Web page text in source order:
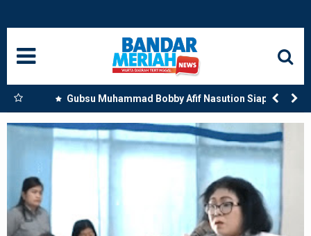
Gubsu Muhammad Bobby Afif Nasution Siapkan
Beasiswa Perkuat SDM Kesehatan Kepulauan Nias
NASIONAL
SUMUT
MEDAN
LANGKAT
ACEH
BISNIS